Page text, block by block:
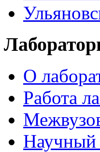
О
Работа
Научный